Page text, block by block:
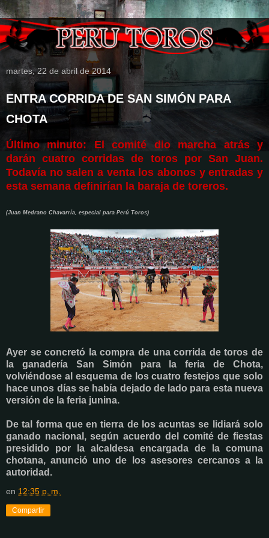
martes, 22 de abril de 2014
ENTRA CORRIDA DE SAN SIMÓN PARA
CHOTA
Último minuto: El comité dio marcha atrás y
darán cuatro corridas de toros por San Juan.
Todavía no salen a venta los abonos y entradas y
esta semana definirían la baraja de toreros.
(Juan Medrano Chavarría, especial para Perú Toros)
Ayer se concretó la compra de una corrida de toros de
la ganadería San Simón para la feria de Chota,
volviéndose al esquema de los cuatro festejos que solo
hace unos días se había dejado de lado para esta nueva
versión de la feria junina.
De tal forma que en tierra de los acuntas se lidiará solo
ganado nacional, según acuerdo del comité de fiestas
presidido por la alcaldesa encargada de la comuna
chotana, anunció uno de los asesores cercanos a la
autoridad.
en 12:35 p. m.
Compartir